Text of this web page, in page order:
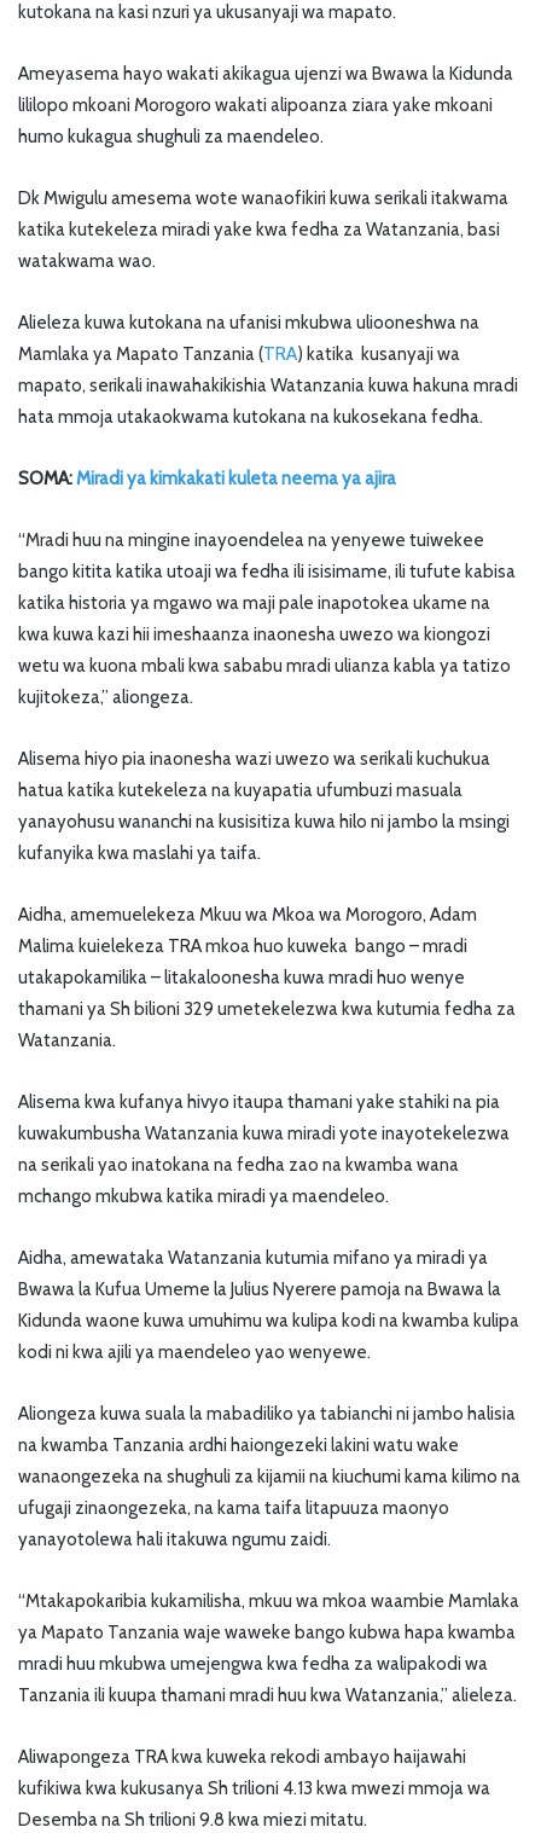
kutokana na kasi nzuri ya ukusanyaji wa mapato.
Ameyasema hayo wakati akikagua ujenzi wa Bwawa la Kidunda
lililopo mkoani Morogoro wakati alipoanza ziara yake mkoani
humo kukagua shughuli za maendeleo.
Dk Mwigulu amesema wote wanaofikiri kuwa serikali itakwama
katika kutekeleza miradi yake kwa fedha za Watanzania, basi
watakwama wao.
Alieleza kuwa kutokana na ufanisi mkubwa uliooneshwa na
Mamlaka ya Mapato Tanzania (TRA) katika kusanyaji wa
mapato, serikali inawahakikishia Watanzania kuwa hakuna mradi
hata mmoja utakaokwama kutokana na kukosekana fedha.
SOMA:Miradi ya kimkakati kuleta neema ya ajira
“Mradi huu na mingine inayoendelea na yenyewe tuiwekee
bango kitita katika utoaji wa fedha ili isisimame, ili tufute kabisa
katika historia ya mgawo wa maji pale inapotokea ukame na
kwa kuwa kazi hii imeshaanza inaonesha uwezo wa kiongozi
wetu wa kuona mbali kwa sababu mradi ulianza kabla ya tatizo
kujitokeza,” aliongeza.
Alisema hiyo pia inaonesha wazi uwezo wa serikali kuchukua
hatua katika kutekeleza na kuyapatia ufumbuzi masuala
yanayohusu wananchi na kusisitiza kuwa hilo ni jambo la msingi
kufanyika kwa maslahi ya taifa.
Aidha, amemuelekeza Mkuu wa Mkoa wa Morogoro, Adam
Malima kuielekeza TRA mkoa huo kuweka bango – mradi
utakapokamilika – litakaloonesha kuwa mradi huo wenye
thamani ya Sh bilioni 329 umetekelezwa kwa kutumia fedha za
Watanzania.
Alisema kwa kufanya hivyo itaupa thamani yake stahiki na pia
kuwakumbusha Watanzania kuwa miradi yote inayotekelezwa
na serikali yao inatokana na fedha zao na kwamba wana
mchango mkubwa katika miradi ya maendeleo.
Aidha, amewataka Watanzania kutumia mifano ya miradi ya
Bwawa la Kufua Umeme la Julius Nyerere pamoja na Bwawa la
Kidunda waone kuwa umuhimu wa kulipa kodi na kwamba kulipa
kodi ni kwa ajili ya maendeleo yao wenyewe.
Aliongeza kuwa suala la mabadiliko ya tabianchi ni jambo halisia
na kwamba Tanzania ardhi haiongezeki lakini watu wake
wanaongezeka na shughuli za kijamii na kiuchumi kama kilimo na
ufugaji zinaongezeka, na kama taifa litapuuza maonyo
yanayotolewa hali itakuwa ngumu zaidi.
“Mtakapokaribia kukamilisha, mkuu wa mkoa waambie Mamlaka
ya Mapato Tanzania waje waweke bango kubwa hapa kwamba
mradi huu mkubwa umejengwa kwa fedha za walipakodi wa
Tanzania ili kuupa thamani mradi huu kwa Watanzania,” alieleza.
Aliwapongeza TRA kwa kuweka rekodi ambayo haijawahi
kufikiwa kwa kukusanya Sh trilioni 4.13 kwa mwezi mmoja wa
Desemba na Sh trilioni 9.8 kwa miezi mitatu.